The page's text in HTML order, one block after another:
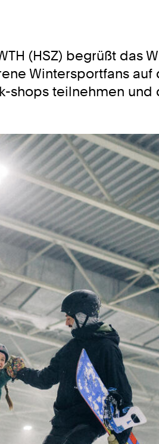
(HSZ) begrüßt das
Wintersportfans
shops teilnehmen